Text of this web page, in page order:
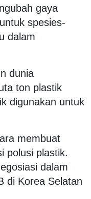
gaya
spesies-
dalam
dunia
ton plastik
digunakan untuk
membuat
polusi plastik.
dalam
di Korea Selatan